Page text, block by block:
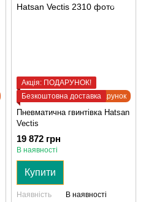
Подарунок
Акція: ПОДАРУНОК!
Безкоштовна доставка
Пневматична гвинтівка Hatsan
Vectis
19 872 грн
В наявності
Купити
Наявність
В наявності